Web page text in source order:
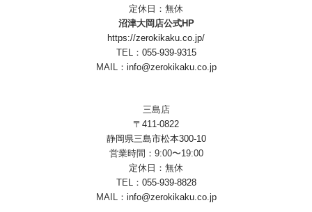
定休日：無休
沼津大岡店公式HP
https://zerokikaku.co.jp/
TEL： 055-939-9315
MAIL： info@zerokikaku.co.jp
三島店
〒411-0822
静岡県三島市松本300-10
営業時間：9:00〜19:00
定休日：無休
TEL： 055-939-8828
MAIL： info@zerokikaku.co.jp